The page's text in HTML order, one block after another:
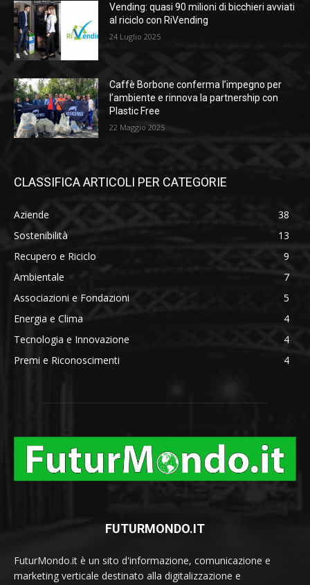
Vending: quasi 90 milioni di bicchieri avviati
al riciclo con RiVending
24 Luglio 2025
Caffè Borbone conferma l’impegno per
l’ambiente e rinnova la partnership con
Plastic Free
22 Maggio 2025
CLASSIFICA ARTICOLI PER CATEGORIE
Aziende
38
Sostenibilità
13
Recupero e Riciclo
9
Ambientale
7
Associazioni e Fondazioni
5
Energia e Clima
4
Tecnologia e Innovazione
4
Premi e Riconoscimenti
4
FUTURMONDO.IT
FuturMondo.it è un sito d'informazione, comunicazione e
marketing verticale destinato alla digitalizzazione e